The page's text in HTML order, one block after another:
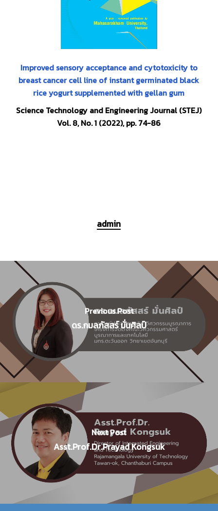
Improved sensory acceptance and cytotoxicity to
breast cancer cell line of instant germinated black
rice yogurt supplemented with gellan gum
Science Technology and Engineering Journal (STEJ)
Vol. 8, No. 1 (2022), pp. 74-86
admin
Previous Post
ดร.กมลภัสสร์ มั่นศิลป์
Next Post
Asst.Prof.Dr.Prayad Kongsuk